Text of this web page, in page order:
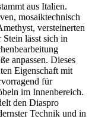
aus Italien.
mosaiktechnisch
versteinerten
lässt sich in
anpassen. Dieses
Eigenschaft mit
für
im Innenbereich.
den Diaspro
Technik und in